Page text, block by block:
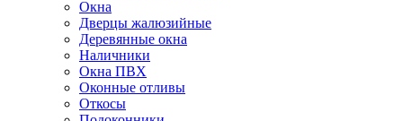
Окна
Дверцы жалюзийные
Деревянные окна
Наличники
Окна ПВХ
Оконные отливы
Откосы